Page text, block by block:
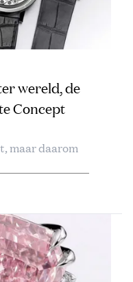
wereld, de
Concept
maar daarom